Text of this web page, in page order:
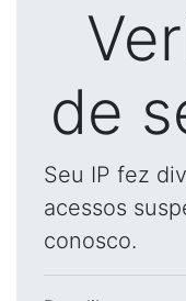
de
Seu IP fez
acessos
conosco.